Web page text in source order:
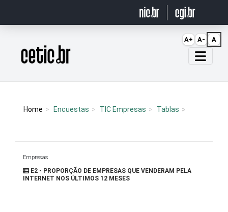
Página inicial
Home Encuestas TIC Empresas Tablas
Empresas
E2 - PROPORÇÃO DE EMPRESAS QUE VENDERAM PELA
INTERNET NOS ÚLTIMOS 12 MESES
A+ A- A